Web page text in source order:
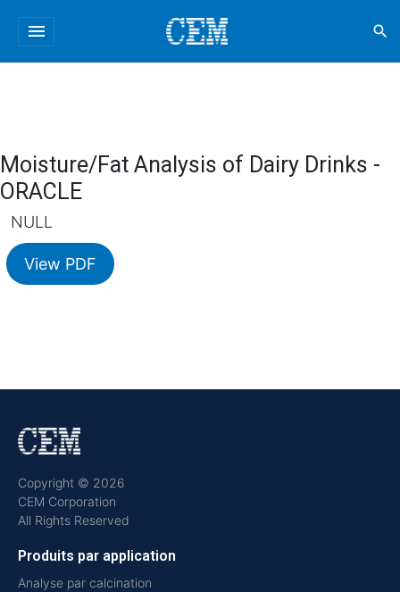
menu search
Moisture/Fat Analysis of Dairy Drinks -
ORACLE
NULL
View PDF
Copyright © 2026
CEM Corporation
All Rights Reserved
Produits par application
Analyse par calcination